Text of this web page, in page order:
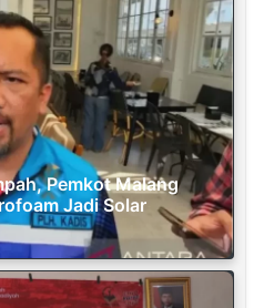
Pemkot Malang
Jadi Solar